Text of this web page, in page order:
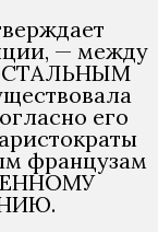
— между
его
французам